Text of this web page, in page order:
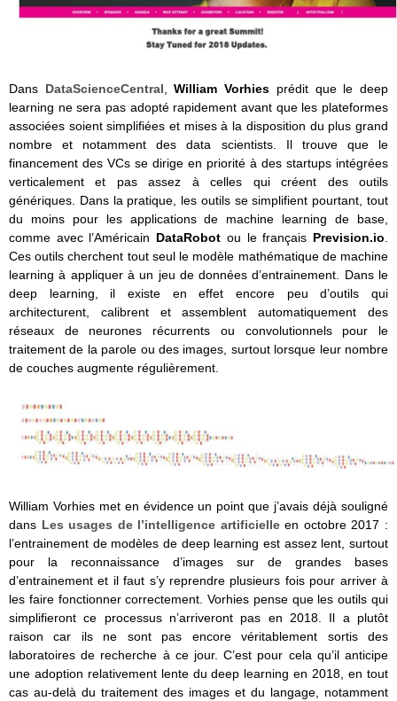
Dans DataScienceCentral,William Vorhies prédit que le deep
learning ne sera pas adopté rapidement avant que les plateformes
associées soient simplifiées et mises à la disposition du plus grand
nombre et notamment des data scientists. Il trouve que le
financement des VCs se dirige en priorité à des startups intégrées
verticalement et pas assez à celles qui créent des outils
génériques. Dans la pratique, les outils se simplifient pourtant, tout
du moins pour les applications de machine learning de base,
comme avec l’Américain DataRobot ou le français Prevision.io.
Ces outils cherchent tout seul le modèle mathématique de machine
learning à appliquer à un jeu de données d’entrainement. Dans le
deep learning, il existe en effet encore peu d’outils qui
architecturent, calibrent et assemblent automatiquement des
réseaux de neurones récurrents ou convolutionnels pour le
traitement de la parole ou des images, surtout lorsque leur nombre
de couches augmente régulièrement.
William Vorhies met en évidence un point que j’avais déjà souligné
dans Les usages de l’intelligence artificielleen octobre 2017 :
l’entrainement de modèles de deep learning est assez lent, surtout
pour la reconnaissance d’images sur de grandes bases
d’entrainement et il faut s’y reprendre plusieurs fois pour arriver à
les faire fonctionner correctement. Vorhies pense que les outils qui
simplifieront ce processus n’arriveront pas en 2018. Il a plutôt
raison car ils ne sont pas encore véritablement sortis des
laboratoires de recherche à ce jour. C’est pour cela qu’il anticipe
une adoption relativement lente du deep learning en 2018, en tout
cas au-delà du traitement des images et du langage, notamment